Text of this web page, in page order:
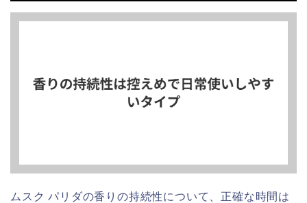
ムスク パリダの香りの持続性について、正確な時間は